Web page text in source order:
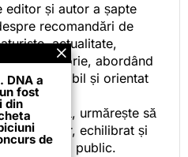
editor și autor a șapte
recomandări de
actualitate,
și istorie, abordând
stil accesibil și orientat
editorială, urmărește să
clar, echilibrat și
interesului public.
DNA a
fost
din
de